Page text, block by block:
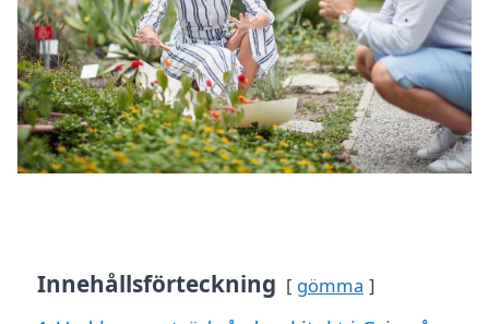
Innehållsförteckning gömma